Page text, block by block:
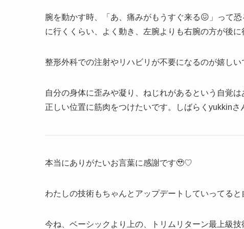
腕を動かす時、「あ、痛みがもうすぐ来る😖」って
に行くくらい、よく動き、左腕よりも右腕の方が後
整形外科での注射やリハビリが不要になるのが嬉し
自分の身体に歪みや凝り、ねじれがあるという自覚
正しい位置に筋肉をつけたいです。しばらくyukkin
本当にありがたいお言葉に感謝です🥹♡
わたしの技術もちゃんとアップデートしていってると
今ね、ベーシックより上の、トリムリターン最上級